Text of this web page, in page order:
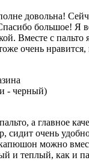
довольна!
большое! Я
Вместе с пальто
очень нравится,
- черный)
а главное
сидит очень
можно
и теплый, как и